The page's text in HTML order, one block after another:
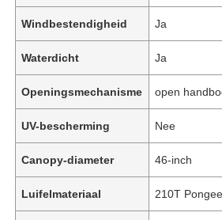
Windbestendigheid Ja
Waterdicht Ja
Openingsmechanisme open
UV-bescherming Nee
Canopy-diameter 46-inch
Luifelmateriaal 210T Pongee